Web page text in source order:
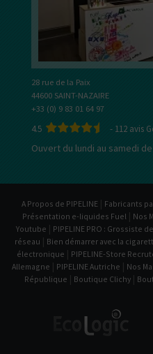
28 rue de la Paix
44600 SAINT-NAZAIRE
+33 (0) 9 83 01 64 97
4.5 - 112 avis
Ouvert du lundi au samedi de
A Propos de PIPELINE | Fabricants
Présentation e-liquides Fuel | Nos
Youtube | PIPELINE PRO : Grossiste
réseau | Bien démarrer avec la
électronique | PIPELINE-Store
Allemagne | PIPELINE Autriche | Nos
République | Boutique Clichy |